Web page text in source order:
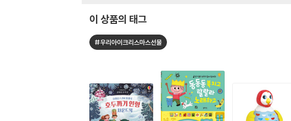
이 상품의 태그
#우리아이크리스마스선물